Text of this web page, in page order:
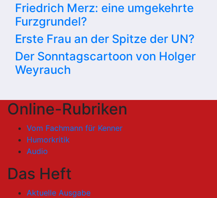
Friedrich Merz: eine umgekehrte
Furzgrundel?
Erste Frau an der Spitze der UN?
Der Sonntagscartoon von Holger
Weyrauch
Online-Rubriken
Vom Fachmann für Kenner
Humorkritik
Audio
Das Heft
Aktuelle Ausgabe